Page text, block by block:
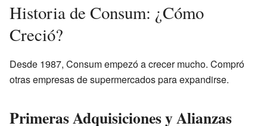
Historia de Consum: ¿Cómo
Creció?
Desde 1987, Consum empezó a crecer mucho. Compró
otras empresas de supermercados para expandirse.
Primeras Adquisiciones y Alianzas